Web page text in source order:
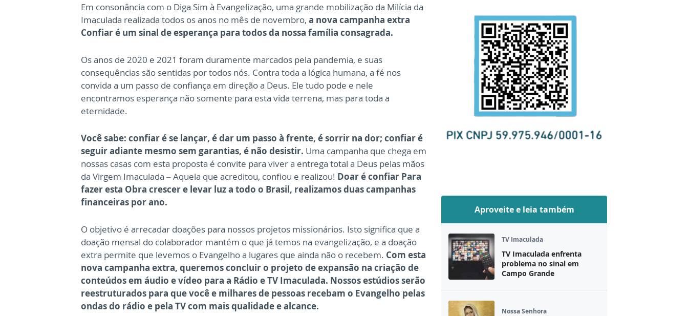
Em consonância com o Diga Sim à Evangelização, uma grande mobilização da Milícia da
Imaculada realizada todos os anos no mês de novembro, a nova campanha extra
Confiar é um sinal de esperança para todos da nossa família consagrada.
Os anos de 2020 e 2021 foram duramente marcados pela pandemia, e suas
consequências são sentidas por todos nós. Contra toda a lógica humana, a fé nos
convida a um passo de confiança em direção a Deus. Ele tudo pode e nele
encontramos esperança não somente para esta vida terrena, mas para toda a
eternidade.
Você sabe: confiar é se lançar, é dar um passo à frente, é sorrir na dor; confiar é
seguir adiante mesmo sem garantias, é não desistir. Uma campanha que chega em
nossas casas com esta proposta é convite para viver a entrega total a Deus pelas mãos
da Virgem Imaculada – Aquela que acreditou, confiou e realizou! Doar é confiar Para
fazer esta Obra crescer e levar luz a todo o Brasil, realizamos duas campanhas
financeiras por ano.
O objetivo é arrecadar doações para nossos projetos missionários. Isto significa que a
doação mensal do colaborador mantém o que já temos na evangelização, e a doação
extra permite que levemos o Evangelho a lugares que ainda não o recebem. Com esta
nova campanha extra, queremos concluir o projeto de expansão na criação de
conteúdos em áudio e vídeo para a Rádio e TV Imaculada. Nossos estúdios serão
reestruturados para que você e milhares de pessoas recebam o Evangelho pelas
ondas do rádio e pela TV com mais qualidade e alcance.
Aproveite e leia também
TV Imaculada
TV Imaculada enfrenta
problema no sinal em
Campo Grande
Nossa Senhora